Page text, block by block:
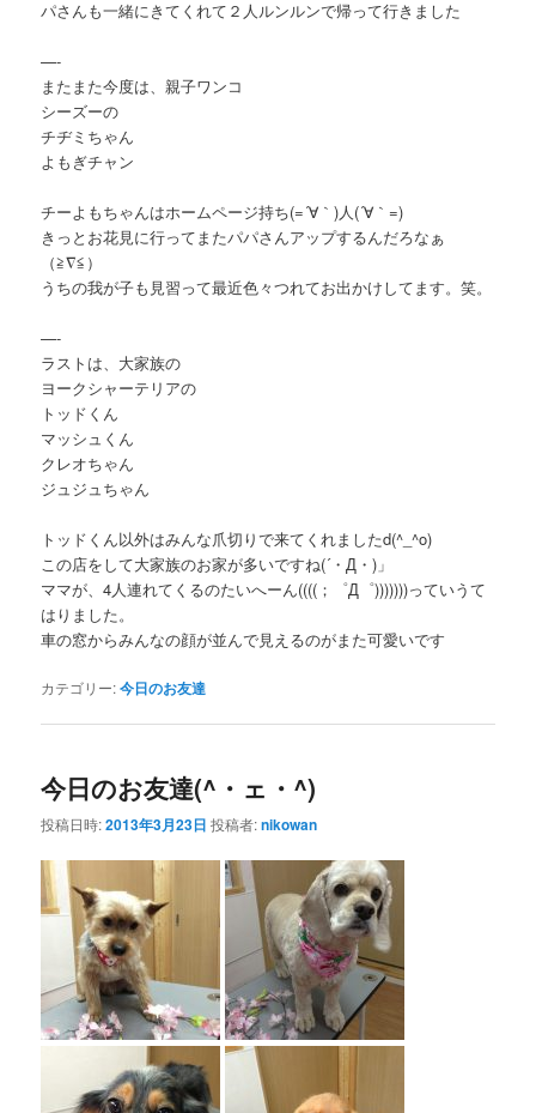
パさんも一緒にきてくれて２人ルンルンで帰って行きました
—-
またまた今度は、親子ワンコ
シーズーの
チヂミちゃん
よもぎチャン
チーよもちゃんはホームページ持ち(=´∀｀)人(´∀｀=)
きっとお花見に行ってまたパパさんアップするんだろなぁ
（≧∇≦）
うちの我が子も見習って最近色々つれてお出かけしてます。笑。
—-
ラストは、大家族の
ヨークシャーテリアの
トッドくん
マッシュくん
クレオちゃん
ジュジュちゃん
トッドくん以外はみんな爪切りで来てくれましたd(^_^o)
この店をして大家族のお家が多いですね(´・Д・)」
ママが、4人連れてくるのたいへーん((((；゜Д゜)))))))っていうて
はりました。
車の窓からみんなの顔が並んで見えるのがまた可愛いです
カテゴリー:今日のお友達
今日のお友達(^・ェ・^)
投稿日時:2013年3月23日 投稿者:nikowan